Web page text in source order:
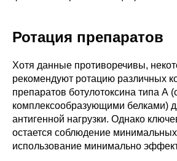
Ротация препаратов
Хотя данные противоречивы,
рекомендуют ротацию различных
препаратов ботулотоксина типа А
комплексообразующими белками)
антигенной нагрузки. Однако
остается соблюдение
использование минимально